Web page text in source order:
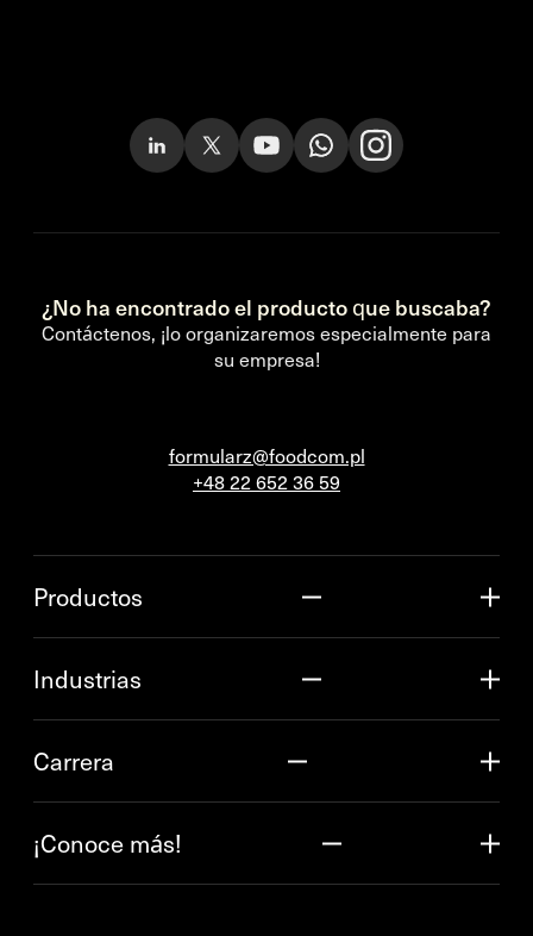
¿No ha encontrado el producto que buscaba?
Contáctenos, ¡lo organizaremos especialmente para
su empresa!
formularz@foodcom.pl
+48 22 652 36 59
Productos
Industrias
Carrera
¡Conoce más!